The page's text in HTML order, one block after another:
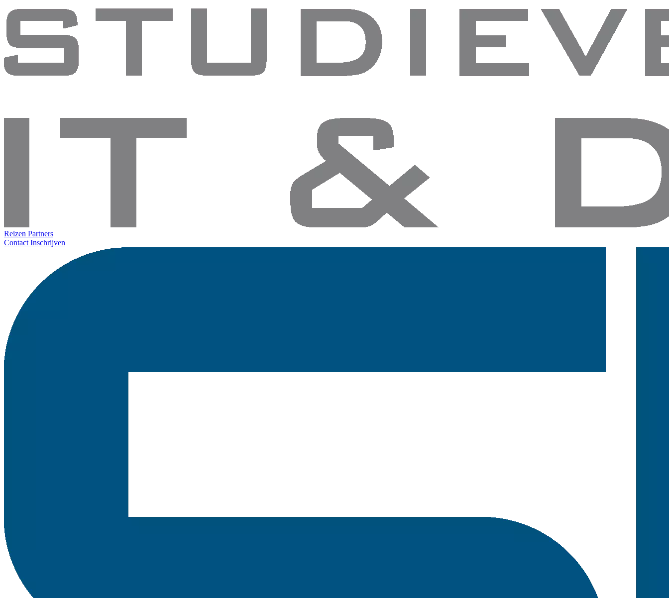
Reizen Partners
Contact Inschrijven